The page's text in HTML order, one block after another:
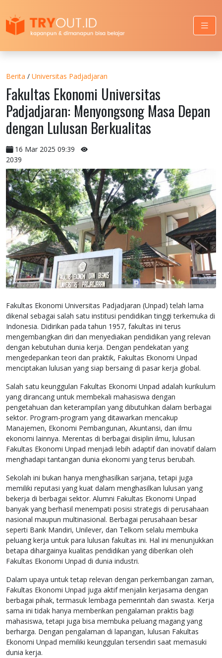
Berita / Universitas Padjadjaran
Fakultas Ekonomi Universitas
Padjadjaran: Menyongsong Masa Depan
dengan Lulusan Berkualitas
16 Mar 2025 09:39
2039
Fakultas Ekonomi Universitas Padjadjaran (Unpad) telah lama
dikenal sebagai salah satu institusi pendidikan tinggi terkemuka di
Indonesia. Didirikan pada tahun 1957, fakultas ini terus
mengembangkan diri dan menyediakan pendidikan yang relevan
dengan kebutuhan dunia kerja. Dengan pendekatan yang
mengedepankan teori dan praktik, Fakultas Ekonomi Unpad
menciptakan lulusan yang siap bersaing di pasar kerja global.
Salah satu keunggulan Fakultas Ekonomi Unpad adalah kurikulum
yang dirancang untuk membekali mahasiswa dengan
pengetahuan dan keterampilan yang dibutuhkan dalam berbagai
sektor. Program-program yang ditawarkan mencakup
Manajemen, Ekonomi Pembangunan, Akuntansi, dan ilmu
ekonomi lainnya. Merentas di berbagai disiplin ilmu, lulusan
Fakultas Ekonomi Unpad menjadi lebih adaptif dan inovatif dalam
menghadapi tantangan dunia ekonomi yang terus berubah.
Sekolah ini bukan hanya menghasilkan sarjana, tetapi juga
memiliki reputasi yang kuat dalam menghasilkan lulusan yang
bekerja di berbagai sektor. Alumni Fakultas Ekonomi Unpad
banyak yang berhasil menempati posisi strategis di perusahaan
nasional maupun multinasional. Berbagai perusahaan besar
seperti Bank Mandiri, Unilever, dan Telkom selalu membuka
peluang kerja untuk para lulusan fakultas ini. Hal ini menunjukkan
betapa dihargainya kualitas pendidikan yang diberikan oleh
Fakultas Ekonomi Unpad di dunia industri.
Dalam upaya untuk tetap relevan dengan perkembangan zaman,
Fakultas Ekonomi Unpad juga aktif menjalin kerjasama dengan
berbagai pihak, termasuk lembaga pemerintah dan swasta. Kerja
sama ini tidak hanya memberikan pengalaman praktis bagi
mahasiswa, tetapi juga bisa membuka peluang magang yang
berharga. Dengan pengalaman di lapangan, lulusan Fakultas
Ekonomi Unpad memiliki keunggulan tersendiri saat memasuki
dunia kerja.